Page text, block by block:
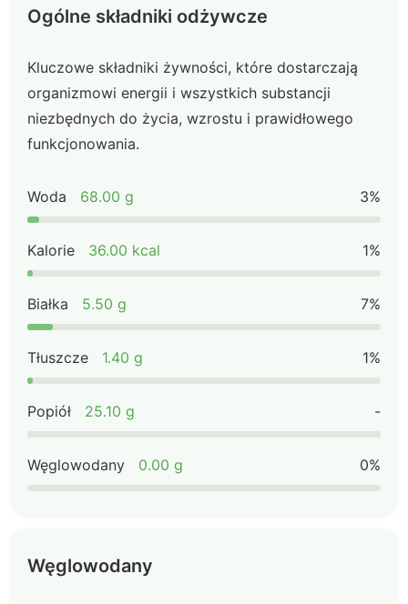
Ogólne składniki odżywcze
Kluczowe składniki żywności, które dostarczają
organizmowi energii i wszystkich substancji
niezbędnych do życia, wzrostu i prawidłowego
funkcjonowania.
Woda 68.00 g 3%
Kalorie 36.00 kcal 1%
Białka 5.50 g 7%
Tłuszcze 1.40 g 1%
Popiół 25.10 g -
Węglowodany 0.00 g 0%
Węglowodany